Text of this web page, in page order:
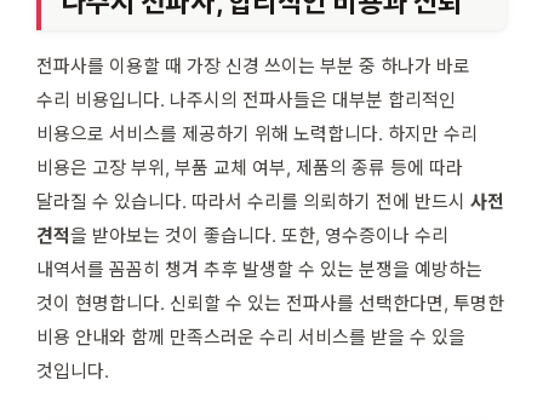
전파사를 이용할 때 가장 신경 쓰이는 부분 중 하나가 바로
수리 비용입니다. 나주시의 전파사들은 대부분 합리적인
비용으로 서비스를 제공하기 위해 노력합니다. 하지만 수리
비용은 고장 부위, 부품 교체 여부, 제품의 종류 등에 따라
달라질 수 있습니다. 따라서 수리를 의뢰하기 전에 반드시 사전
견적을 받아보는 것이 좋습니다. 또한, 영수증이나 수리
내역서를 꼼꼼히 챙겨 추후 발생할 수 있는 분쟁을 예방하는
것이 현명합니다. 신뢰할 수 있는 전파사를 선택한다면, 투명한
비용 안내와 함께 만족스러운 수리 서비스를 받을 수 있을
것입니다.